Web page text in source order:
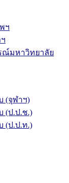
ฯ
ณ์มหาวิทยาลัย
(จุฬาฯ)
(ป.ป.ช.)
(ป.ป.ท.)